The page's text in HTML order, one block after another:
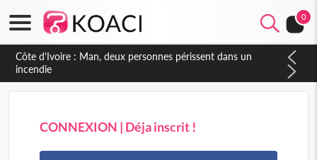
0
Côte d'Ivoire : Man, deux personnes périssent dans un
incendie
CONNEXION | Déja inscrit !